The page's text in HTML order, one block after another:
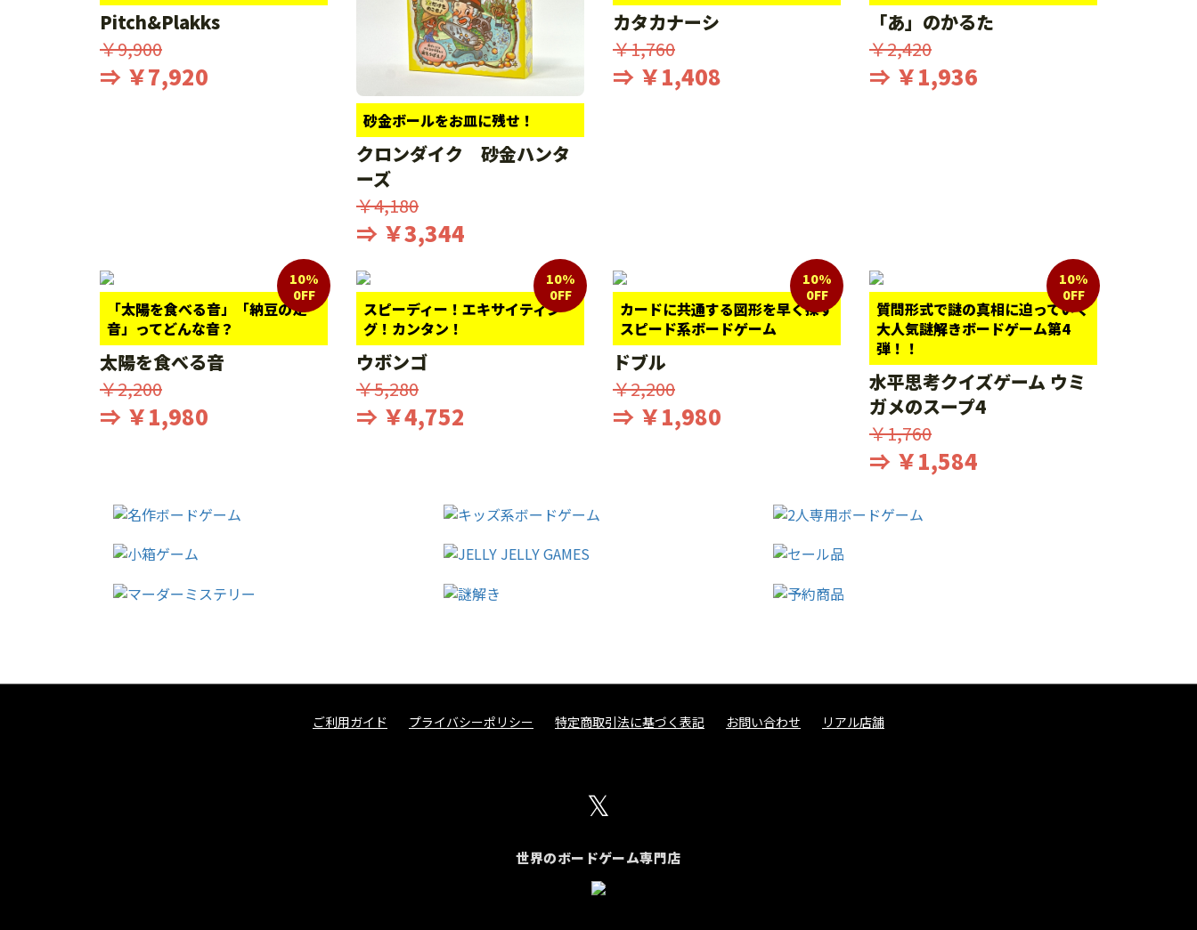
Pitch&Plakks
￥9,900
⇒ ￥7,920
砂金ボールをお皿に残せ！
クロンダイク 砂金ハンタ
ーズ
￥4,180
⇒ ￥3,344
カタカナーシ
￥1,760
⇒ ￥1,408
「あ」のかるた
￥2,420
⇒ ￥1,936
「太陽を食べる音」「納豆の足
音」ってどんな音？
10%
0FF
太陽を食べる音
￥2,200
⇒ ￥1,980
スピーディー！エキサイティン
グ！カンタン！
10%
0FF
ウボンゴ
￥5,280
⇒ ￥4,752
カードに共通する図形を早く探す
スピード系ボードゲーム
10%
0FF
ドブル
￥2,200
⇒ ￥1,980
質問形式で謎の真相に迫っていく
大人気謎解きボードゲーム第4
弾！！
10%
0FF
水平思考クイズゲーム ウミ
ガメのスープ4
￥1,760
⇒ ￥1,584
ご利用ガイド プライバシーポリシー 特定商取引法に基づく表記 お問い合わせ リアル店舗
𝕏
世界のボードゲーム専門店